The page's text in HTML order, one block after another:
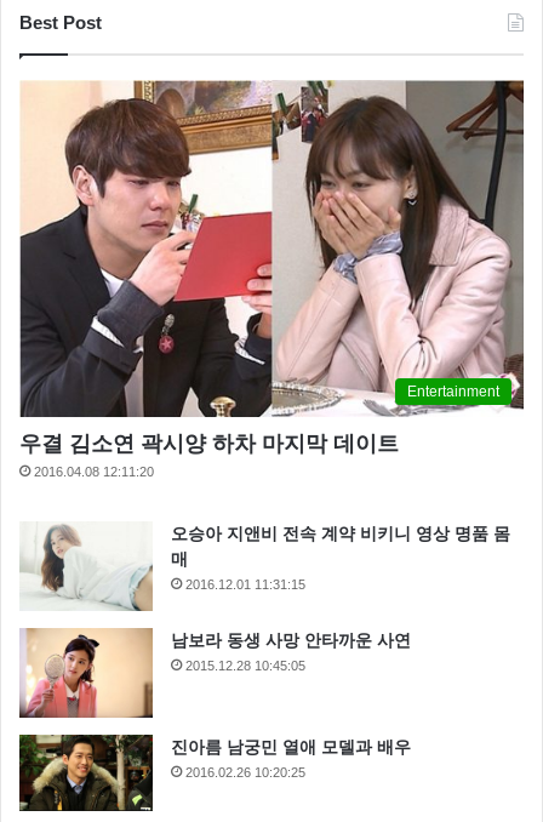
Best Post
Entertainment
우결 김소연 곽시양 하차 마지막 데이트
2016.04.08 12:11:20
오승아 지앤비 전속 계약 비키니 영상 명품 몸
매
2016.12.01 11:31:15
남보라 동생 사망 안타까운 사연
2015.12.28 10:45:05
진아름 남궁민 열애 모델과 배우
2016.02.26 10:20:25